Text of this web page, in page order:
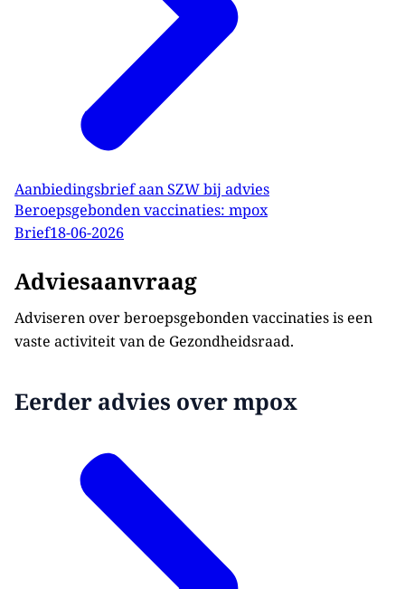
Aanbiedingsbrief aan SZW bij advies
Beroepsgebonden vaccinaties: mpox
Brief18-06-2026
Adviesaanvraag
Adviseren over beroepsgebonden vaccinaties is een
vaste activiteit van de Gezondheidsraad.
Eerder advies over mpox